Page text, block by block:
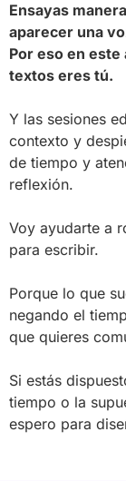
Ensayas
aparecer una
Por eso en
textos eres tú.
Y las sesiones
contexto y
de tiempo y
reflexión.
Voy ayudarte a
para escribir.
Porque lo que
negando el
que quieres
Si estás
tiempo o la
espero para